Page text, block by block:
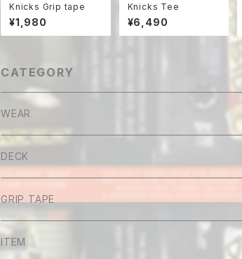
Knicks Grip tape
¥1,980
Knicks Tee
¥6,490
CATEGORY
WEAR
Tee
Long sleeve
Shirt
DECK
GRIP TAPE
ITEM